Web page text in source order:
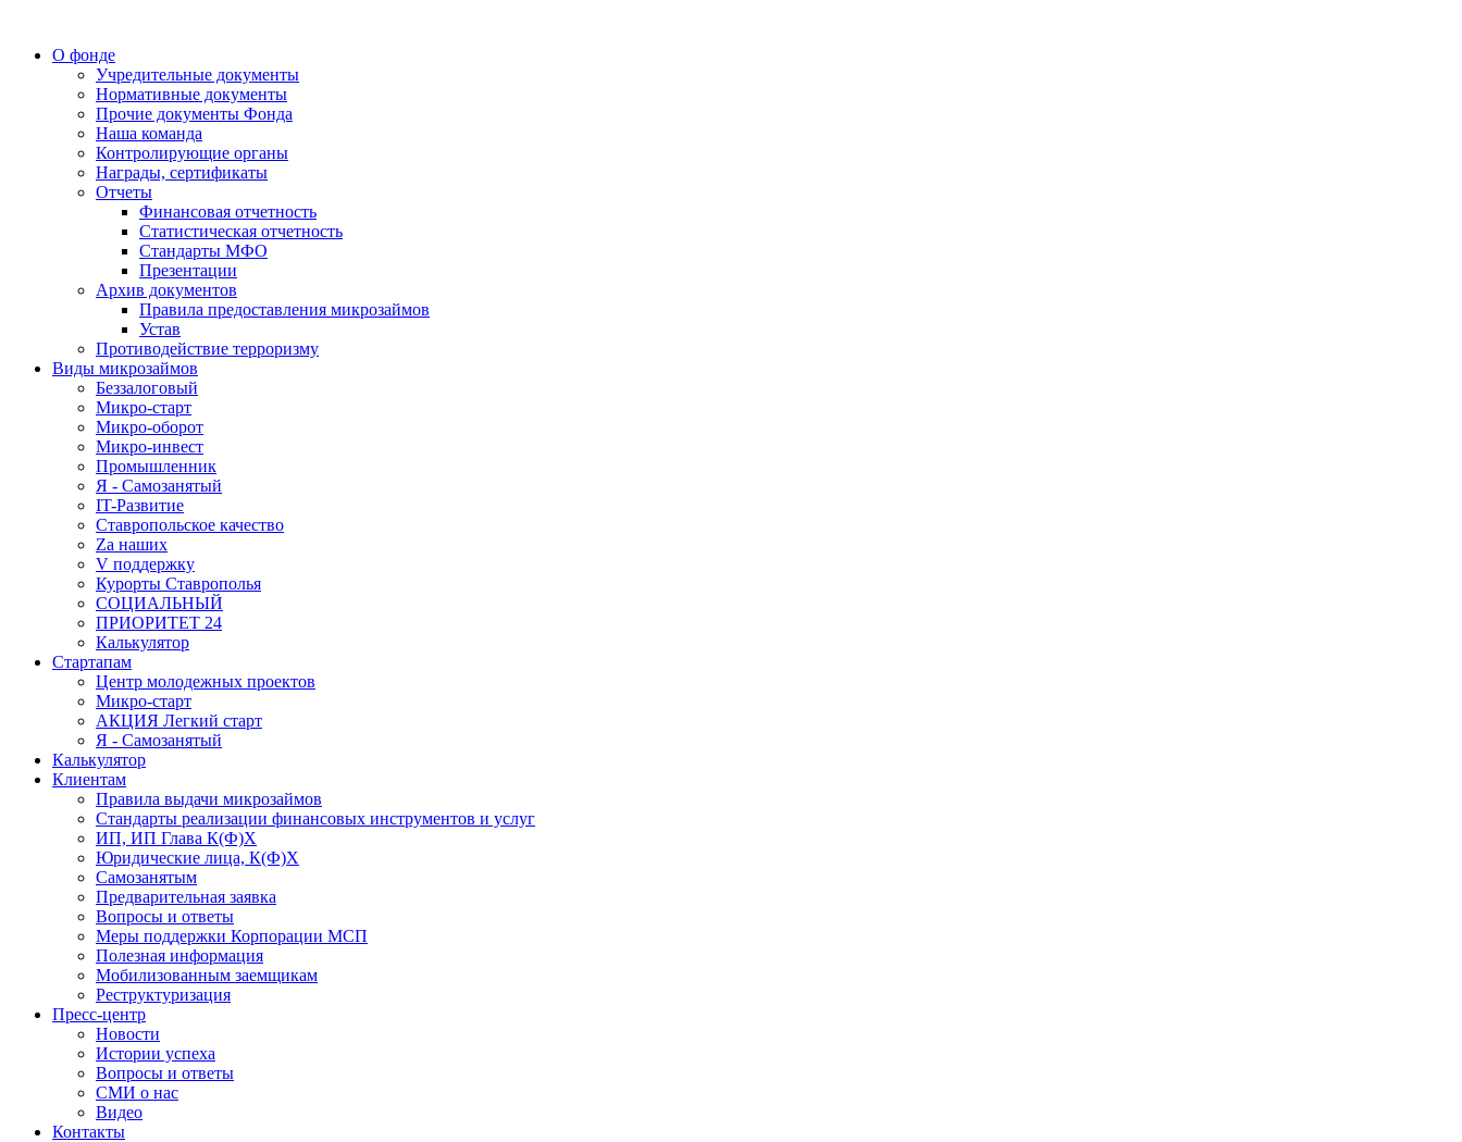
О фонде
Учредительные документы
Нормативные документы
Прочие документы Фонда
Наша команда
Контролирующие органы
Награды, сертификаты
Отчеты
Финансовая отчетность
Статистическая отчетность
Стандарты МФО
Презентации
Архив документов
Правила предоставления микрозаймов
Устав
Противодействие терроризму
Виды микрозаймов
Беззалоговый
Микро-старт
Микро-оборот
Микро-инвест
Промышленник
Я - Самозанятый
IT-Развитие
Ставропольское качество
Za наших
V поддержку
Курорты Ставрополья
СОЦИАЛЬНЫЙ
ПРИОРИТЕТ 24
Калькулятор
Стартапам
Центр молодежных проектов
Микро-старт
АКЦИЯ Легкий старт
Я - Самозанятый
Калькулятор
Клиентам
Правила выдачи микрозаймов
Стандарты реализации финансовых инструментов и услуг
ИП, ИП Глава К(Ф)Х
Юридические лица, К(Ф)Х
Самозанятым
Предварительная заявка
Вопросы и ответы
Меры поддержки Корпорации МСП
Полезная информация
Мобилизованным заемщикам
Реструктуризация
Пресс-центр
Новости
Истории успеха
Вопросы и ответы
СМИ о нас
Видео
Контакты